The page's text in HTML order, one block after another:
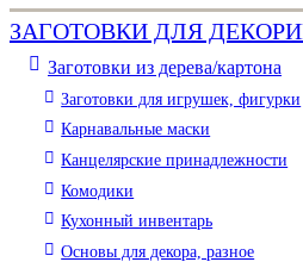
ЗАГОТОВКИ ДЛЯ
Заготовки из дерева/картона
Заготовки для игрушек, фигурки
Карнавальные маски
Канцелярские принадлежности
Комодики
Кухонный инвентарь
Основы для декора, разное